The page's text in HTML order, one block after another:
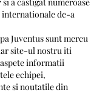
de-a
Juventus sunt mereu
site-ul nostru iti
informatii
echipei,
si noutatile din